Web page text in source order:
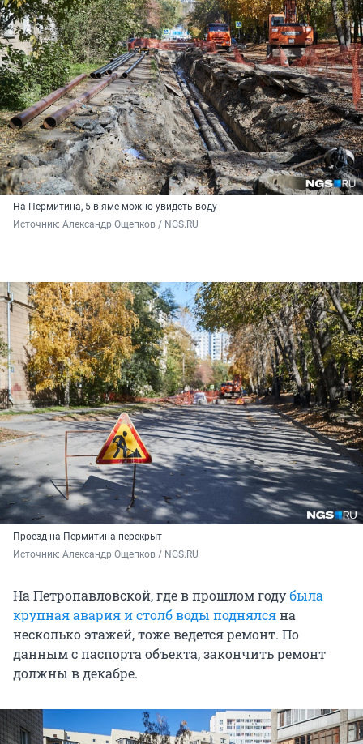
На Пермитина, 5 в яме можно увидеть воду
Источник: Александр Ощепков / NGS.RU
Проезд на Пермитина перекрыт
Источник: Александр Ощепков / NGS.RU
На Петропавловской, где в прошлом годубыла
крупная авария и столб воды поднялсяна
несколько этажей, тоже ведется ремонт. По
данным с паспорта объекта, закончить ремонт
должны в декабре.